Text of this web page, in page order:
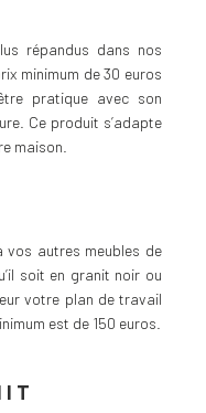
répandus dans nos
minimum de 30 euros
pratique avec son
Ce produit s’adapte
maison.
vos autres meubles de
soit en granit noir ou
votre plan de travail
est de 150 euros.